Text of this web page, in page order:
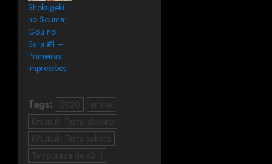
Shokugeki
no Souma:
Gou no
Sara #1 –
Primeiras
Impressões
Tags: 2020
anime
Kitsutsuki Tantei dokoro
Kitsutsuki Tanteidokoro
Temporada de Abril